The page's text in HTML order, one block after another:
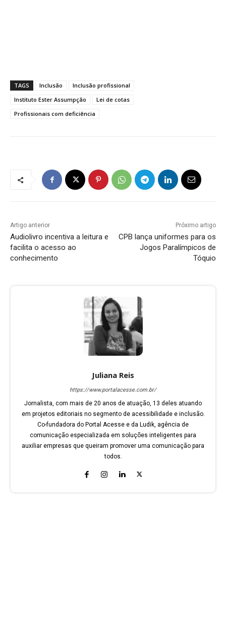
TAGS Inclusão
Inclusão profissional
Instituto Ester Assumpção
Lei de cotas
Profissionais com deficiência
Artigo anterior
Audiolivro incentiva a leitura e
facilita o acesso ao
conhecimento
Próximo artigo
CPB lança uniformes para os
Jogos Paralímpicos de
Tóquio
Juliana Reis
https://www.portalacesse.com.br/
Jornalista, com mais de 20 anos de atuação, 13 deles atuando
em projetos editoriais no segmento de acessibilidade e inclusão.
Co-fundadora do Portal Acesse e da Ludik, agência de
comunicação especializada em soluções inteligentes para
auxiliar empresas que queiram promover uma comunicação para
todos.